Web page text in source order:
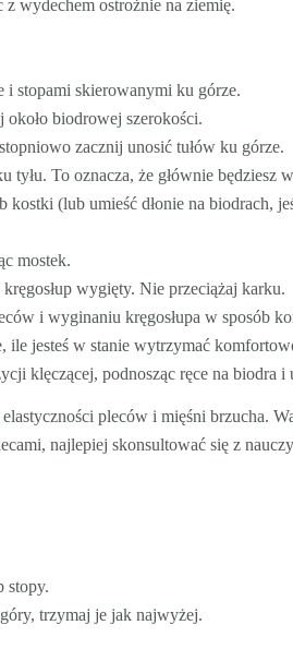
wydechem ostrożnie na ziemię.
i stopami skierowanymi ku górze.
biodrowej szerokości.
zacznij unosić tułów ku górze.
To oznacza, że głównie będziesz
kostki (lub umieść dłonie na biodrach,
mostek.
wygięty. Nie przeciążaj karku.
i wyginaniu kręgosłupa w sposób
ile jesteś w stanie wytrzymać
klęczącej, podnosząc ręce na biodra i
pleców i mięśni brzucha.
najlepiej skonsultować się z
stopy.
trzymaj je jak najwyżej.